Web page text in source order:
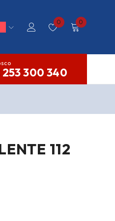
0 0
253 300 340
112